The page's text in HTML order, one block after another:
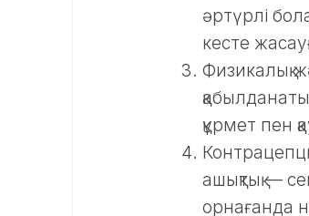
әртүрлі
кесте
Физикалық
құрмет пен
ашықтық —
орнағанда